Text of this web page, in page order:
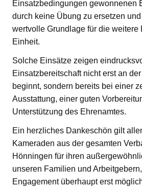
Einsatzbedingungen gewonnenen
durch keine Übung zu ersetzen
wertvolle Grundlage für die weitere
Einheit.
Solche Einsätze zeigen
Einsatzbereitschaft nicht erst an
beginnt, sondern bereits bei einer
Ausstattung, einer guten
Unterstützung des Ehrenamtes.
Ein herzliches Dankeschön gilt
Kameraden aus der gesamten
Hönningen für ihren
unseren Familien und
Engagement überhaupt erst